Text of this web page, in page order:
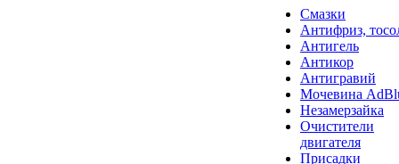
Смазки
Антифриз,
Антигель
Антикор
Антигравий
Мочевина
Незамерзайка
Очистители
двигателя
Присадки